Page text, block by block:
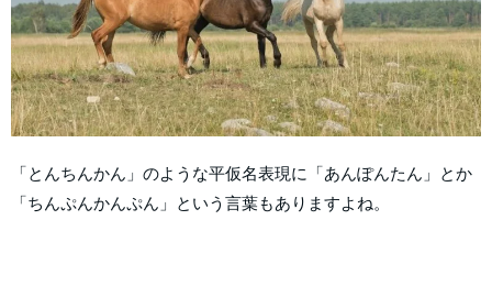
「とんちんかん」のような平仮名表現に「あんぽんたん」とか
「ちんぷんかんぷん」という言葉もありますよね。